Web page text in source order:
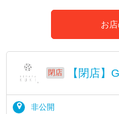
お
閉店 【閉店】
非公開